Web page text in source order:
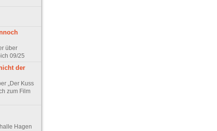
über
09/25
der
„Der Kuss
zum Film
Hagen